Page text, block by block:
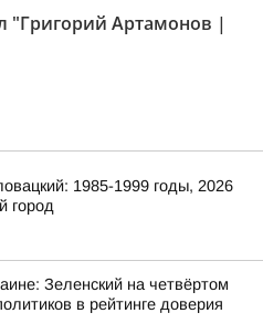
"Григорий Артамонов |
1985-1999 годы, 2026
город
Зеленский на четвёртом
в рейтинге доверия